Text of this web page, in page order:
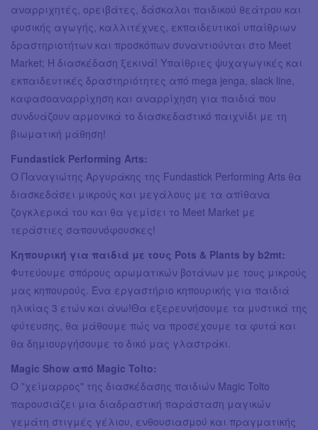
αναρριχητές, ορειβάτες, δάσκαλοι παιδικού θεάτρου και
φυσικής αγωγής, καλλιτέχνες, εκπαιδευτικοί υπαίθριων
δραστηριοτήτων και προσκόπων συναντιούνται στο Meet
Market; Η διασκέδαση ξεκινά! Υπαίθριες ψυχαγωγικές και
εκπαιδευτικές δραστηριότητες από mega jenga, slack line,
καφασοαναρρίχηση και αναρρίχηση για παιδιά που
συνδυάζουν αρμονικά το διασκεδαστικό παιχνίδι με τη
βιωματική μάθηση!
Fundastick Performing Arts:
Ο Παναγιώτης Αργυράκης της Fundastick Performing Arts θα
διασκεδάσει μικρούς και μεγάλους με τα απίθανα
ζογκλερικά του και θα γεμίσει το Meet Market με
τεράστιες σαπουνόφουσκες!
Κηπουρική για παιδιά με τους Pots & Plants by b2mt:
Φυτεύουμε σπόρους αρωματικών βοτάνων με τους μικρούς
μας κηπουρούς. Ένα εργαστήριο κηπουρικής για παιδιά
ηλικίας 3 ετών και άνω!Θα εξερευνήσουμε τα μυστικά της
φύτευσης, θα μάθουμε πώς να προσέχουμε τα φυτά και
θα δημιουργήσουμε το δικό μας γλαστράκι.
Magic Show από Magic Tolto:
Ο "χείμαρρος" της διασκέδασης παιδιών Magic Tolto
παρουσιάζει μια διαδραστική παράσταση μαγικών
γεμάτη στιγμές γέλιου, ενθουσιασμού και πραγματικής